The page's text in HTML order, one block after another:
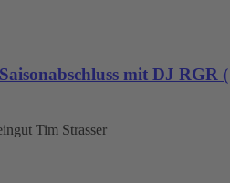
mit DJ RGR (
Tim Strasser